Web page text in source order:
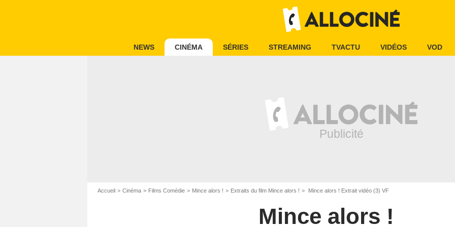
NEWS CINÉMA SÉRIES STREAMING TVACTU VIDÉOS VOD
Accueil Cinéma Films Comédie Mince alors ! Extraits du film Mince alors ! Mince alors ! Extrait vidéo (3) VF
Mince alors !